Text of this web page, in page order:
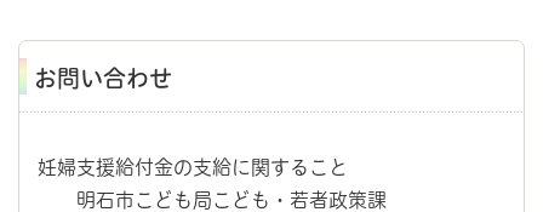
お問い合わせ
妊婦支援給付金の支給に関すること
明石市こども局こども・若者政策課